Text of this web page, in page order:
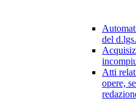
del
Atti
opere,